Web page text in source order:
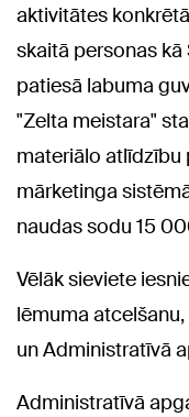
aktivitātes
skaitā personas
patiesā labuma
"Zelta meistara"
materiālo atlīdzību
mārketinga
naudas sodu 15
Vēlāk sieviete
lēmuma
un Administratīvā
Administratīvā